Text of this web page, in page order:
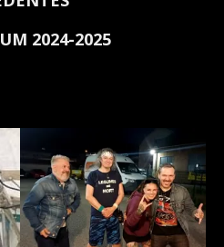
2024-2025